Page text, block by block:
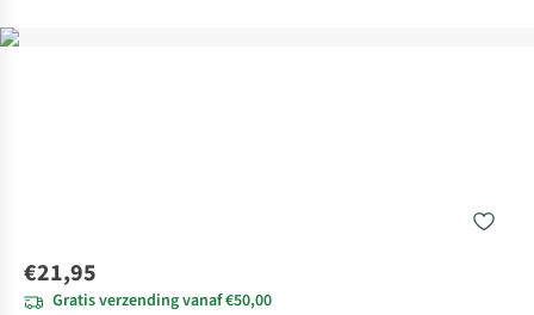
€21,95
Gratis verzending vanaf €50,00